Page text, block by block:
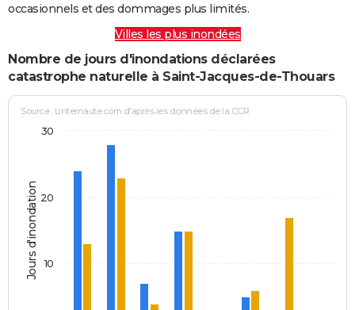
occasionnels et des dommages plus limités.
Villes les plus inondées
Nombre de jours d'inondations déclarées
catastrophe naturelle à Saint-Jacques-de-Thouars
Jours d'inondation
Source : Linternaute.com d'après les données de la CCR
10
20
30